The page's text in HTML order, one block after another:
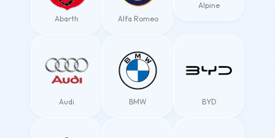
Abarth Alfa Romeo
Alpine
Audi BMW BYD